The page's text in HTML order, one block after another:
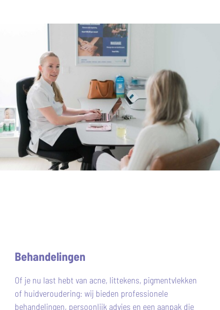
Behandelingen
Of je nu last hebt van acne, littekens, pigmentvlekken
of huidveroudering: wij bieden professionele
behandelingen, persoonlijk advies en een aanpak die